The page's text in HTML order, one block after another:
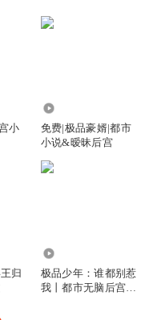
有哪本写的比较好
了，一直知道是梦，一直
，应该感觉还是不错的
5
小
免费|极品豪婿|都市
小说&暧昧后宫
归
极品少年：谁都别惹
我丨都市无脑后宫爽